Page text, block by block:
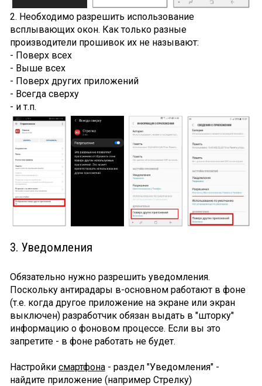
2. Необходимо разрешить использование
всплывающих окон. Как только разные
производители прошивок их не называют:
- Поверх всех
- Выше всех
- Поверх других приложений
- Всегда сверху
- и т.п.
3. Уведомления
Обязательно нужно разрешить уведомления.
Поскольку антирадары в-основном работают в фоне
(т.е. когда другое приложение на экране или экран
выключен) разработчик обязан выдать в "шторку"
информацию о фоновом процессе. Если вы это
запретите - в фоне работать не будет.
Настройки смартфона- раздел "Уведомления" -
найдите приложение (например Стрелку)